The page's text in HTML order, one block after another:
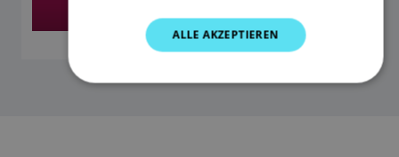
SPANISH
ALLE AKZEPTIEREN